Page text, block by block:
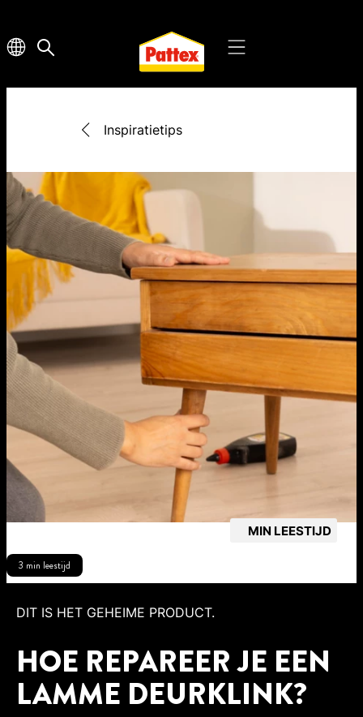
Inspiratietips
3 min leestijd
MIN LEESTIJD
DIT IS HET GEHEIME PRODUCT.
HOE REPAREER JE EEN
LAMME DEURKLINK?